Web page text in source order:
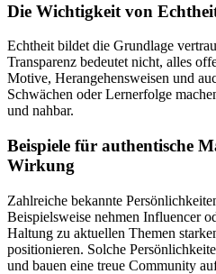
Die Wichtigkeit von
Echtheit bildet die Grundlage
Transparenz bedeutet nicht, alles
Motive, Herangehensweisen und
Schwächen oder Lernerfolge
und nahbar.
Beispiele für authentische
Wirkung
Zahlreiche bekannte
Beispielsweise nehmen Influencer
Haltung zu aktuellen Themen
positionieren. Solche
und bauen eine treue Community